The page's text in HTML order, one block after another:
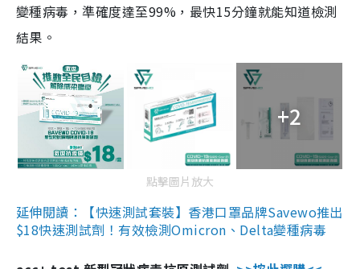
變種病毒，準確度達至99%，最快15分鐘就能知道檢測
結果。
+2
點擊圖片放大
延伸閱讀：【快速測試套裝】香港口罩品牌Savewo推出
$18快速測試劑！有效檢測Omicron、Delta變種病毒